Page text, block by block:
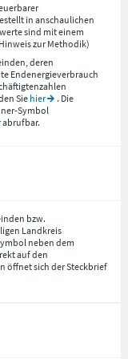
in anschaulichen
sind mit einem
zur Methodik)
deren
Endenergieverbrauch
Sie hier
. Die
Symbol
abrufbar.
bzw.
Landkreis
neben dem
auf den
öffnet sich der Steckbrief